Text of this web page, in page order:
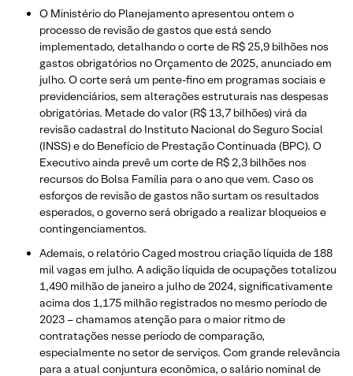
O Ministério do Planejamento apresentou ontem o
processo de revisão de gastos que está sendo
implementado, detalhando o corte de R$ 25,9 bilhões nos
gastos obrigatórios no Orçamento de 2025, anunciado em
julho. O corte será um pente-fino em programas sociais e
previdenciários, sem alterações estruturais nas despesas
obrigatórias. Metade do valor (R$ 13,7 bilhões) virá da
revisão cadastral do Instituto Nacional do Seguro Social
(INSS) e do Benefício de Prestação Continuada (BPC). O
Executivo ainda prevê um corte de R$ 2,3 bilhões nos
recursos do Bolsa Família para o ano que vem. Caso os
esforços de revisão de gastos não surtam os resultados
esperados, o governo será obrigado a realizar bloqueios e
contingenciamentos.
Ademais, o relatório Caged mostrou criação líquida de 188
mil vagas em julho. A adição líquida de ocupações totalizou
1,490 milhão de janeiro a julho de 2024, significativamente
acima dos 1,175 milhão registrados no mesmo período de
2023 – chamamos atenção para o maior ritmo de
contratações nesse período de comparação,
especialmente no setor de serviços. Com grande relevância
para a atual conjuntura econômica, o salário nominal de